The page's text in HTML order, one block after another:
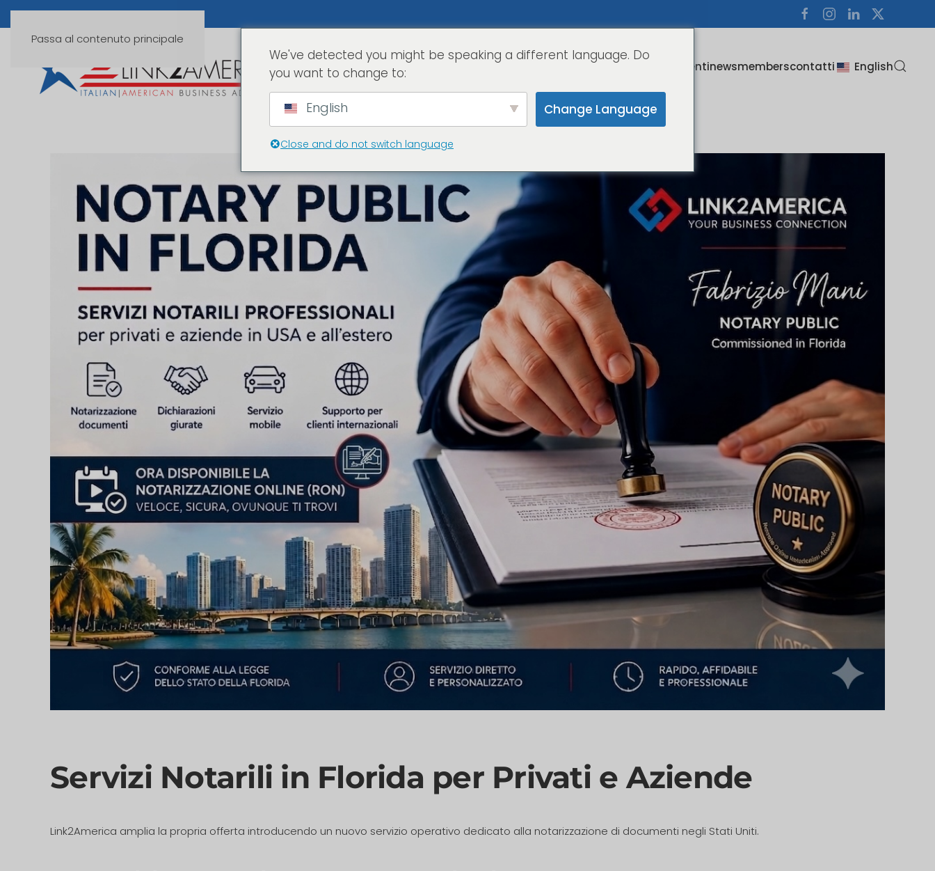
Passa al contenuto principale
homeservizi clientinewsmemberscontatti English
Servizi Notarili in Florida per Privati e Aziende
Link2America amplia la propria offerta introducendo un nuovo servizio operativo dedicato alla notarizzazione di documenti negli Stati Uniti.
We've detected you might be speaking a different language. Do
you want to change to:
English Change Language
Close and do not switch language